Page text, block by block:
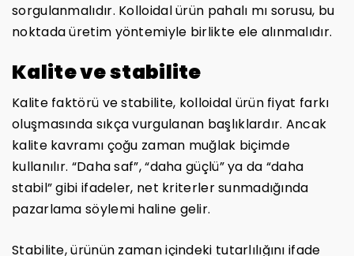
sorgulanmalıdır. Kolloidal ürün pahalı mı sorusu, bu
noktada üretim yöntemiyle birlikte ele alınmalıdır.
Kalite ve stabilite
Kalite faktörü ve stabilite, kolloidal ürün fiyat farkı
oluşmasında sıkça vurgulanan başlıklardır. Ancak
kalite kavramı çoğu zaman muğlak biçimde
kullanılır. “Daha saf”, “daha güçlü” ya da “daha
stabil” gibi ifadeler, net kriterler sunmadığında
pazarlama söylemi haline gelir.
Stabilite, ürünün zaman içindeki tutarlılığını ifade